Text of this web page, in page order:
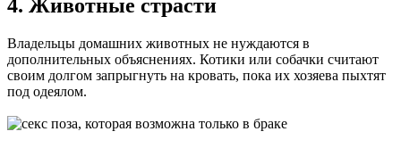
4. Животные страсти
Владельцы домашних животных не нуждаются в
дополнительных объяснениях. Котики или собачки считают
своим долгом запрыгнуть на кровать, пока их хозяева пыхтят
под одеялом.